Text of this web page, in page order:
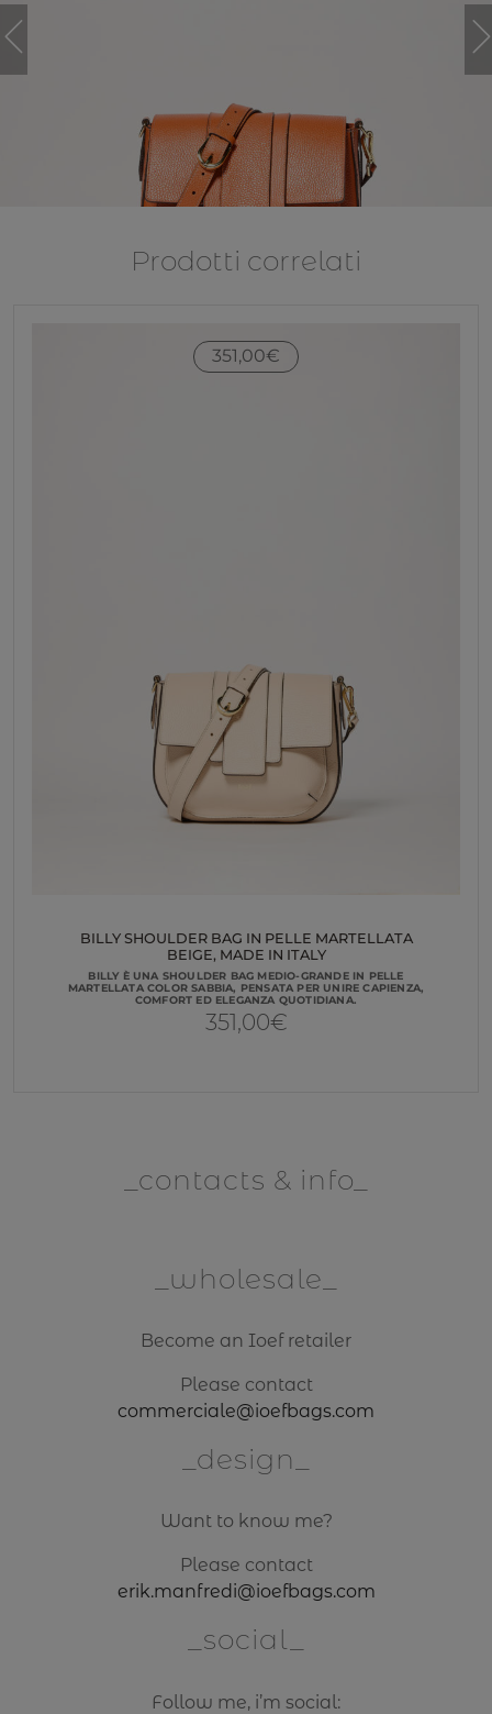
Prodotti correlati
BILLY SHOULDER BAG IN PELLE MARTELLATA
BEIGE, MADE IN ITALY
BILLY È UNA SHOULDER BAG MEDIO-GRANDE IN PELLE
MARTELLATA COLOR SABBIA, PENSATA PER UNIRE CAPIENZA,
COMFORT ED ELEGANZA QUOTIDIANA.
351,00€
351,00€
contacts & info
wholesale
Become an Ioef retailer
Please contact
commerciale@ioefbags.com
design
Want to know me?
Please contact
erik.manfredi@ioefbags.com
social
Follow me, i’m social: